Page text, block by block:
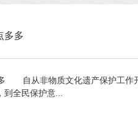
多多
自从非物质文化遗产保护工作
到全民保护意...